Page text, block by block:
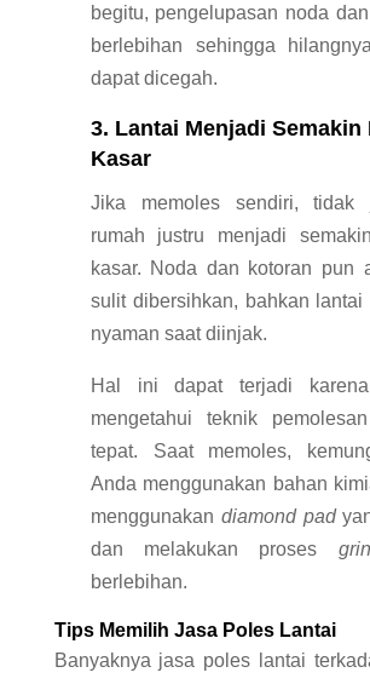
begitu, pengelupasan noda
berlebihan sehingga
dapat dicegah.
3. Lantai Menjadi Semakin
Kasar
Jika memoles sendiri, tidak
rumah justru menjadi
kasar. Noda dan kotoran pun
sulit dibersihkan, bahkan lantai
nyaman saat diinjak.
Hal ini dapat terjadi
mengetahui teknik
tepat. Saat memoles,
Anda menggunakan bahan
menggunakan diamond pad
dan melakukan proses
berlebihan.
Tips Memilih Jasa Poles Lantai
Banyaknya jasa poles lantai